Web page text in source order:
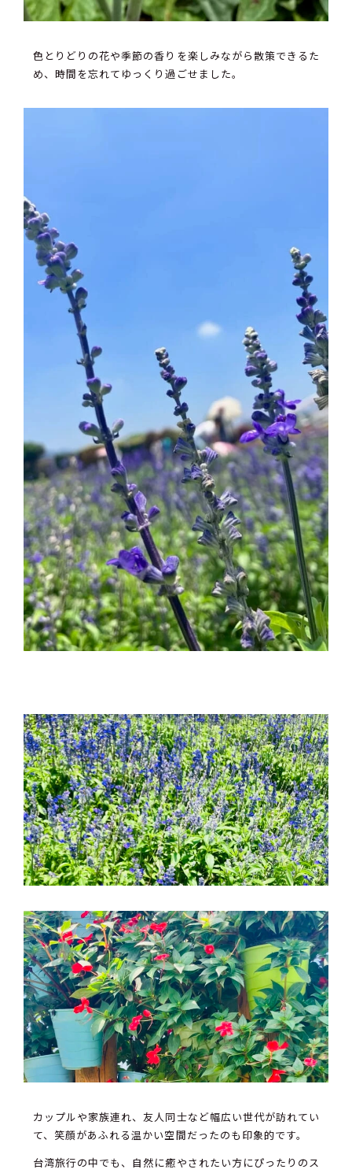
色とりどりの花や季節の香りを楽しみながら散策できるた
め、時間を忘れてゆっくり過ごせました。
カップルや家族連れ、友人同士など幅広い世代が訪れてい
て、笑顔があふれる温かい空間だったのも印象的です。
台湾旅行の中でも、自然に癒やされたい方にぴったりのス